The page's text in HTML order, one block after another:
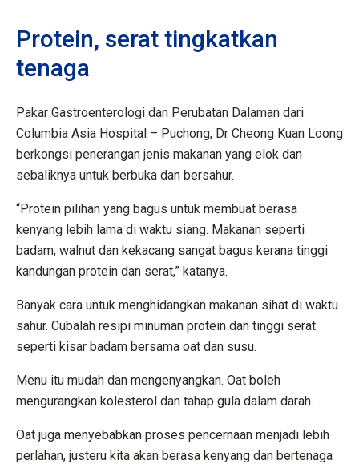
Protein, serat tingkatkan
tenaga
Pakar Gastroenterologi dan Perubatan Dalaman dari
Columbia Asia Hospital – Puchong, Dr Cheong Kuan Loong
berkongsi penerangan jenis makanan yang elok dan
sebaliknya untuk berbuka dan bersahur.
“Protein pilihan yang bagus untuk membuat berasa
kenyang lebih lama di waktu siang. Makanan seperti
badam, walnut dan kekacang sangat bagus kerana tinggi
kandungan protein dan serat,” katanya.
Banyak cara untuk menghidangkan makanan sihat di waktu
sahur. Cubalah resipi minuman protein dan tinggi serat
seperti kisar badam bersama oat dan susu.
Menu itu mudah dan mengenyangkan. Oat boleh
mengurangkan kolesterol dan tahap gula dalam darah.
Oat juga menyebabkan proses pencernaan menjadi lebih
perlahan, justeru kita akan berasa kenyang dan bertenaga